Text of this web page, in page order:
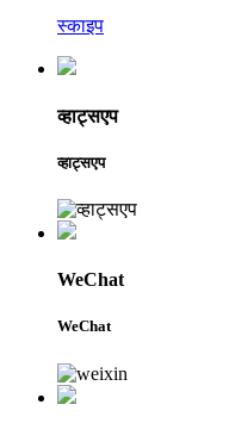
स्काइप
व्हाट्सएप
व्हाट्सएप
WeChat
WeChat